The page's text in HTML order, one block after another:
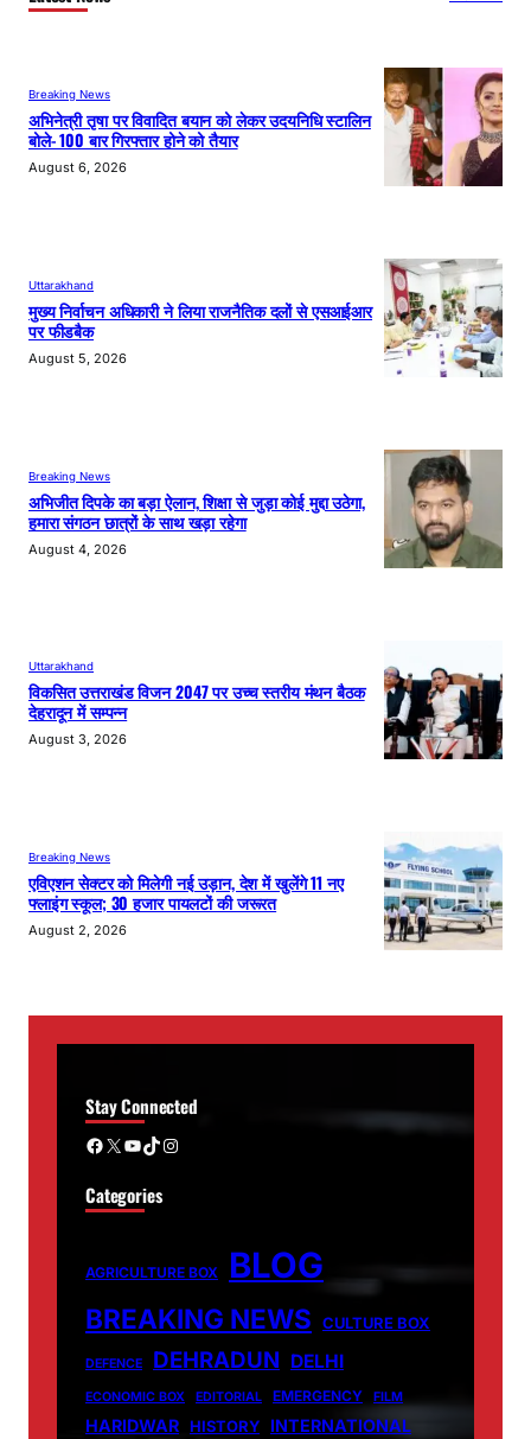
Breaking News
अभिनेत्री तृषा पर विवादित बयान को लेकर उदयनिधि स्टालिन
बोले- 100 बार गिरफ्तार होने को तैयार
August 6, 2026
Uttarakhand
मुख्य निर्वाचन अधिकारी ने लिया राजनैतिक दलों से एसआईआर
पर फीडबैक
August 5, 2026
Breaking News
अभिजीत दिपके का बड़ा ऐलान, शिक्षा से जुड़ा कोई मुद्दा उठेगा,
हमारा संगठन छात्रों के साथ खड़ा रहेगा
August 4, 2026
Uttarakhand
विकसित उत्तराखंड विजन 2047 पर उच्च स्तरीय मंथन बैठक
देहरादून में सम्पन्न
August 3, 2026
Breaking News
एविएशन सेक्टर को मिलेगी नई उड़ान, देश में खुलेंगे 11 नए
फ्लाइंग स्कूल; 30 हजार पायलटों की जरूरत
August 2, 2026
Stay Connected
Facebook X YouTube TikTok Instagram
Categories
AGRICULTURE BOX BLOG
BREAKING NEWS CULTURE BOX
DEFENCE DEHRADUN DELHI
ECONOMIC BOX EDITORIAL EMERGENCY FILM
HARIDWAR HISTORY INTERNATIONAL